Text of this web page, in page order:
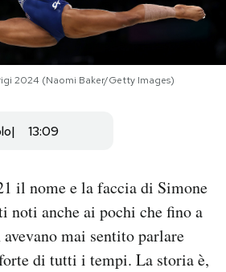
2024 (Naomi Baker/Getty Images)
13:09
il nome e la faccia di Simone
noti anche ai pochi che fino a
mai sentito parlare
di tutti i tempi. La storia è,